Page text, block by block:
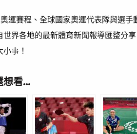
運賽程、全球國家奧運代表隊與選手
世界各地的最新體育新聞報導匯整分
事！
想看…